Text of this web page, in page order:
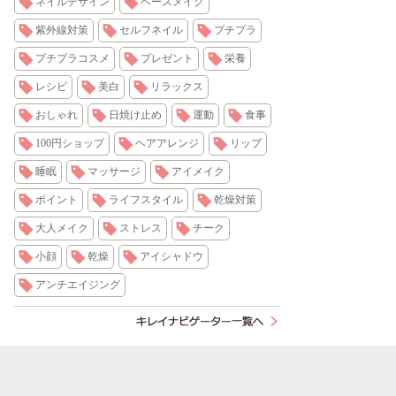
紫外線対策 セルフネイル プチプラ
プチプラコスメ プレゼント 栄養
レシピ 美白 リラックス
おしゃれ 日焼け止め 運動 食事
100円ショップ ヘアアレンジ リップ
睡眠 マッサージ アイメイク
ポイント ライフスタイル 乾燥対策
大人メイク ストレス チーク
小顔 乾燥 アイシャドウ
アンチエイジング